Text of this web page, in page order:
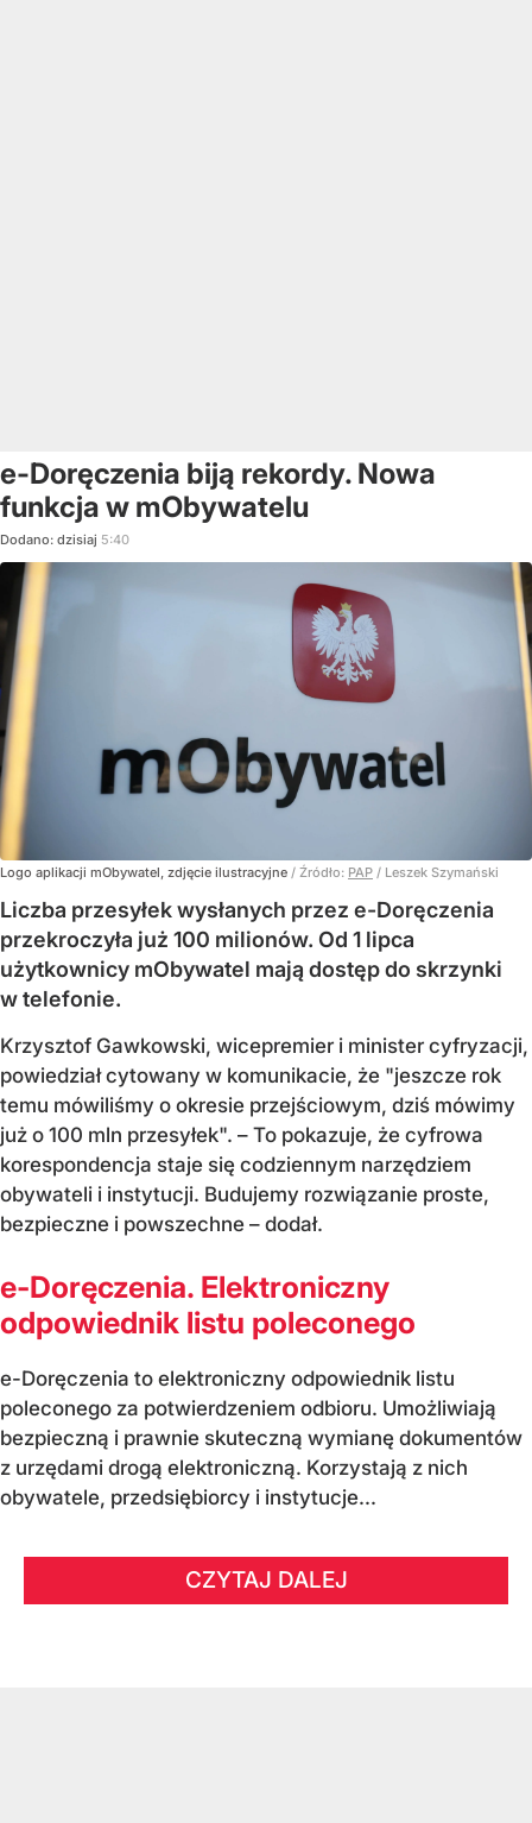
e-Doręczenia biją rekordy. Nowa
funkcja w mObywatelu
Dodano: dzisiaj 5:40
Logo aplikacji mObywatel, zdjęcie ilustracyjne / Źródło: PAP / Leszek Szymański
Liczba przesyłek wysłanych przez e-Doręczenia
przekroczyła już 100 milionów. Od 1 lipca
użytkownicy mObywatel mają dostęp do skrzynki
w telefonie.
Krzysztof Gawkowski, wicepremier i minister cyfryzacji,
powiedział cytowany w komunikacie, że "jeszcze rok
temu mówiliśmy o okresie przejściowym, dziś mówimy
już o 100 mln przesyłek". – To pokazuje, że cyfrowa
korespondencja staje się codziennym narzędziem
obywateli i instytucji. Budujemy rozwiązanie proste,
bezpieczne i powszechne – dodał.
e-Doręczenia. Elektroniczny
odpowiednik listu poleconego
e-Doręczenia to elektroniczny odpowiednik listu
poleconego za potwierdzeniem odbioru. Umożliwiają
bezpieczną i prawnie skuteczną wymianę dokumentów
z urzędami drogą elektroniczną. Korzystają z nich
obywatele, przedsiębiorcy i instytucje...
CZYTAJ DALEJ